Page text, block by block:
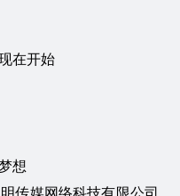
在开始
想
传媒网络科技有限公司